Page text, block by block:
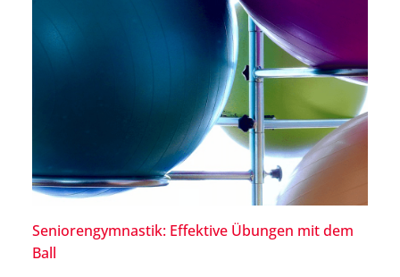
Seniorengymnastik: Effektive Übungen mit dem
Ball